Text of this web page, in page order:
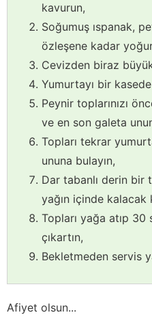
kavurun,
Soğumuş ıspanak,
özleşene kadar
Cevizden biraz
Yumurtayı bir kasede
Peynir toplarınızı
ve en son galeta
Topları tekrar
ununa bulayın,
Dar tabanlı derin bir
yağın içinde kalacak
Topları yağa atıp 30
çıkartın,
Bekletmeden servis
Afiyet olsun...